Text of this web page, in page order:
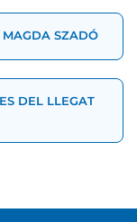
MAGDA SZADÓ
DEL LLEGAT